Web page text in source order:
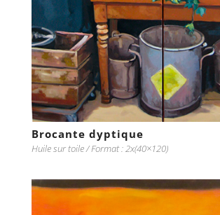
Brocante dyptique
Huile sur toile / Format : 2x(40×120)